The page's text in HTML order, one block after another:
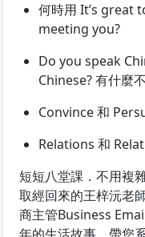
何時用 It’s great
meeting you?
Do you speak
Chinese? 有什麼
Convince 和
Relations 和
短短八堂課．不用複
取經回來的王梓沅老
商主管Business